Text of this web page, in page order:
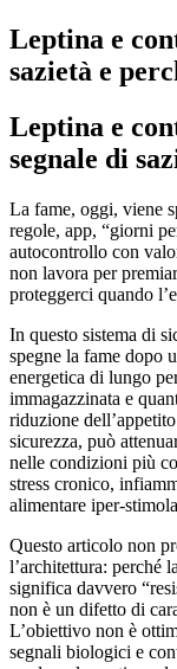
Leptina e
sazietà e
Leptina e
segnale di
La fame, oggi, viene
regole, app, “giorni
autocontrollo con
non lavora per
proteggerci quando
In questo sistema di
spegne la fame dopo
energetica di lungo
immagazzinata e
riduzione
sicurezza, può
nelle condizioni più
stress cronico,
alimentare iper-
Questo articolo non
l’architettura: perché
significa davvero
non è un difetto di
L’obiettivo non è
segnali biologici e